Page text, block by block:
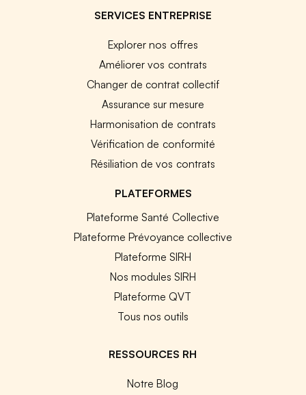
SERVICES ENTREPRISE
Explorer nos offres
Améliorer vos contrats
Changer de contrat collectif
Assurance sur mesure
Harmonisation de contrats
Vérification de conformité
Résiliation de vos contrats
PLATEFORMES
Plateforme Santé Collective
Plateforme Prévoyance collective
Plateforme SIRH
Nos modules SIRH
Plateforme QVT
Tous nos outils
RESSOURCES RH
Notre Blog